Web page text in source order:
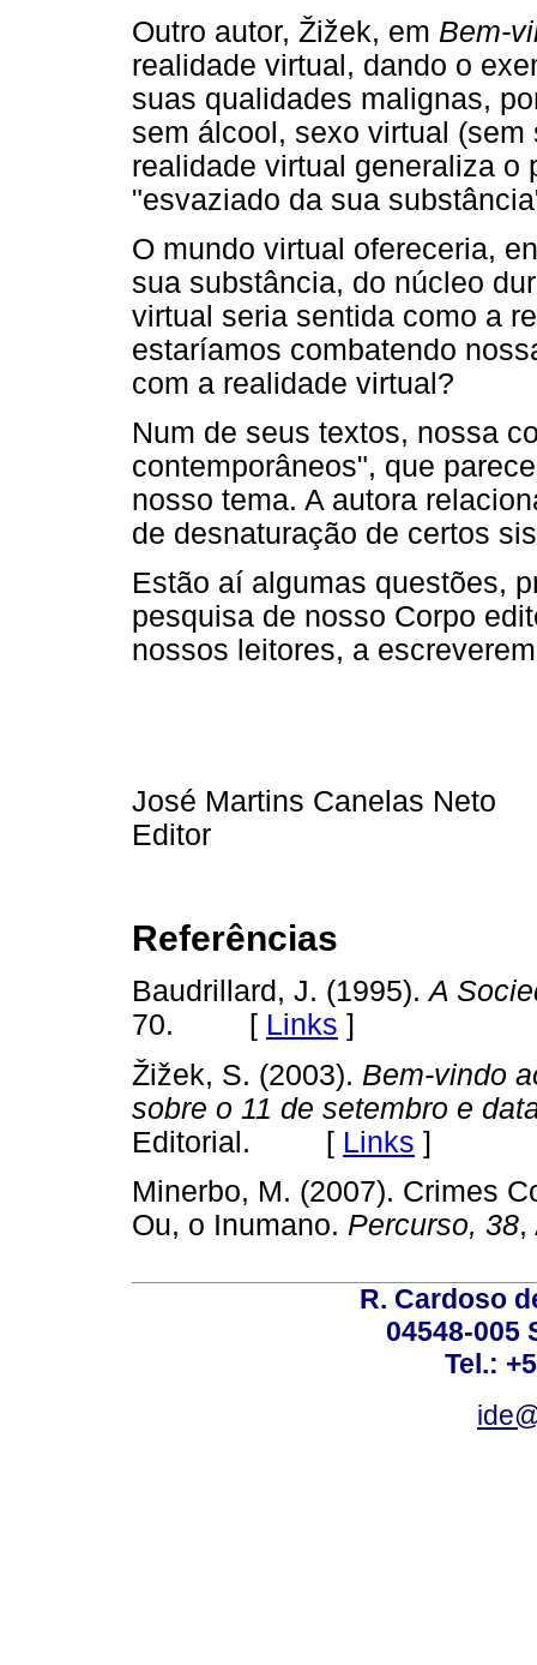
Outro autor, Žižek, em Bem-
realidade virtual, dando o
suas qualidades malignas,
sem álcool, sexo virtual
realidade virtual generaliza o
"esvaziado da sua
O mundo virtual ofereceria,
sua substância, do núcleo
virtual seria sentida como a
estaríamos combatendo
com a realidade virtual?
Num de seus textos, nossa
contemporâneos", que
nosso tema. A autora
de desnaturação de certos
Estão aí algumas questões,
pesquisa de nosso Corpo
nossos leitores, a
José Martins Canelas Neto
Editor
Referências
Baudrillard, J. (1995).A
70. [ Links ]
Žižek, S. (2003). Bem-vindo
sobre o 11 de setembro e
Editorial. [ Links ]
Minerbo, M. (2007). Crimes
Ou, o Inumano. Percurso, 38
R. Cardoso
04548-005
Tel.: